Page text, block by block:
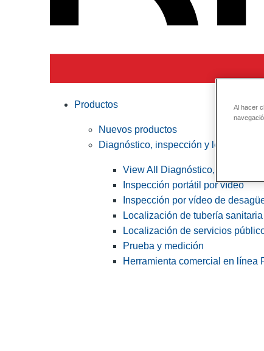
Productos
Nuevos productos
Diagnóstico, inspección y localización
View All Diagnóstico, inspección
Inspección portátil por vídeo
Inspección por vídeo de
Localización de tubería sanitaria
Localización de servicios
Prueba y medición
Herramienta comercial en
Al hacer